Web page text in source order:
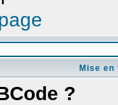
Mise
?